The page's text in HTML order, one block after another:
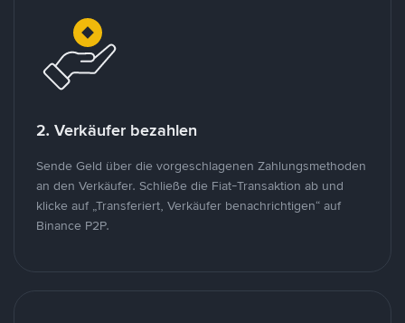
2. Verkäufer bezahlen
Sende Geld über die vorgeschlagenen Zahlungsmethoden
an den Verkäufer. Schließe die Fiat-Transaktion ab und
klicke auf „Transferiert, Verkäufer benachrichtigen“ auf
Binance P2P.